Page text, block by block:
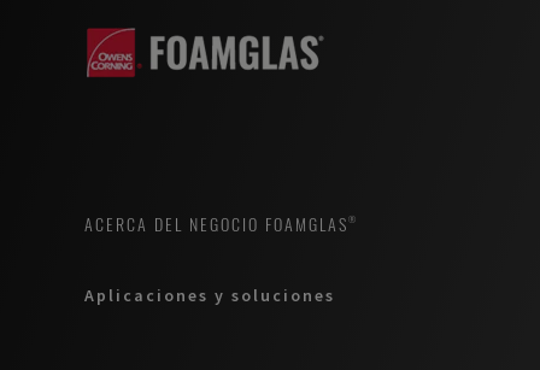
ACERCA DEL NEGOCIO FOAMGLAS®
Aplicaciones y soluciones